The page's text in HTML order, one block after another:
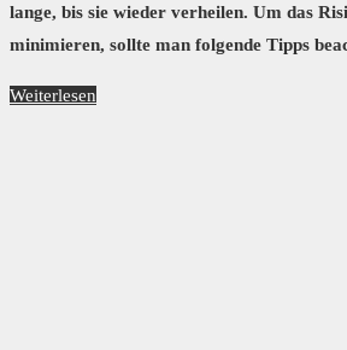
lange, bis sie wieder verheilen. Um das
minimieren, sollte man folgende Tipps
Weiterlesen